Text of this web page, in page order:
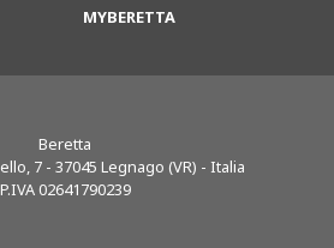
MYBERETTA
Beretta
7 - 37045 Legnago (VR) - Italia
P.IVA 02641790239